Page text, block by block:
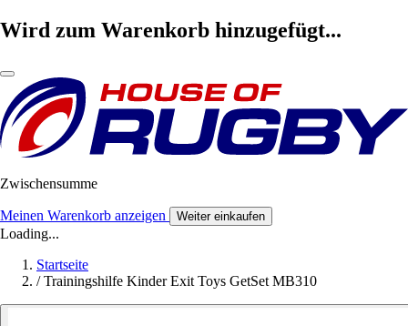
Wird zum Warenkorb hinzugefügt...
Zwischensumme
Meinen Warenkorb anzeigen Weiter einkaufen
Loading...
Startseite
/ Trainingshilfe Kinder Exit Toys GetSet MB310